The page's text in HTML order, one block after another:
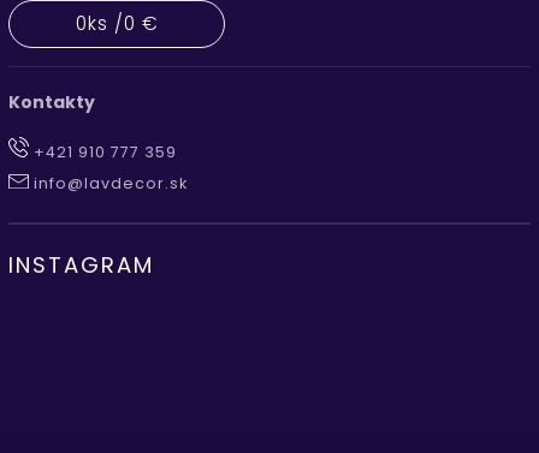
0ks /0 €
Kontakty
+421 910 777 359
info@lavdecor.sk
INSTAGRAM